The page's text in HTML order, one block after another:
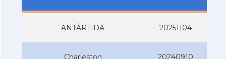
ANTÀRTIDA 20251104
Charleston 20240910